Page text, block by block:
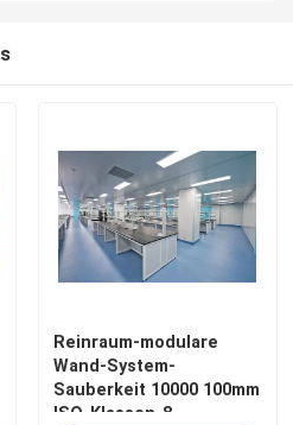
Reinraum-modulare
Wand-System-
Sauberkeit 10000 100mm
ISO-Klassen-8